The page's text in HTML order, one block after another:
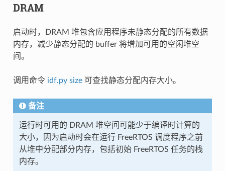
DRAM
启动时，DRAM 堆包含应用程序未静态分配的所有数据
内存，减少静态分配的 buffer 将增加可用的空闲堆空
间。
调用命令 idf.py size可查找静态分配内存大小。
备注
运行时可用的 DRAM 堆空间可能少于编译时计算的
大小，因为启动时会在运行 FreeRTOS 调度程序之前
从堆中分配部分内存，包括初始 FreeRTOS 任务的栈
内存。